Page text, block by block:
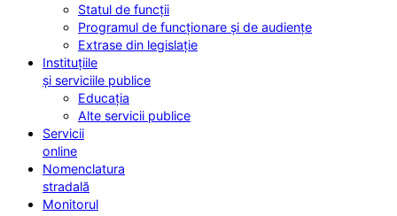
Statul de funcții
Programul de funcționare și de audiențe
Extrase din legislație
Instituțiile
și serviciile publice
Educația
Alte servicii publice
Servicii
online
Nomenclatura
stradală
Monitorul